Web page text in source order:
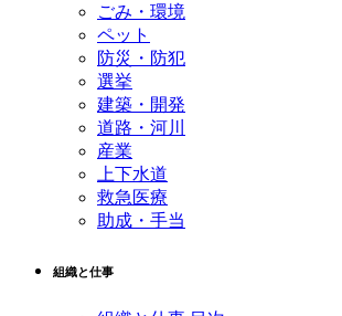
ごみ・環境
ペット
防災・防犯
選挙
建築・開発
道路・河川
産業
上下水道
救急医療
助成・手当
組織と仕事